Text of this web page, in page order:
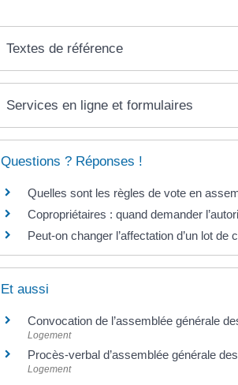
Textes de référence
Services en ligne et formulaires
Questions ? Réponses !
Quelles sont les règles de vote en
Copropriétaires : quand demander
Peut-on changer l’affectation d’un lot de
Et aussi
Convocation de l’assemblée générale
Logement
Procès-verbal d’assemblée générale
Logement